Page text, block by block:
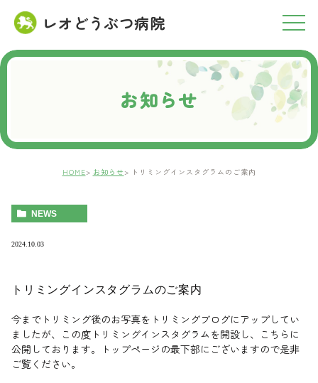
レオどうぶつ病院
RESERVATION
ご予約について
お知らせ
HOME お知らせ トリミングインスタグラムのご案内
NEWS
2024.10.03
トリミングインスタグラムのご案内
今までトリミング後のお写真をトリミングブログにアップしてい
ましたが、この度トリミングインスタグラムを開設し、こちらに
公開しております。トップページの最下部にございますので是非
ご覧ください。